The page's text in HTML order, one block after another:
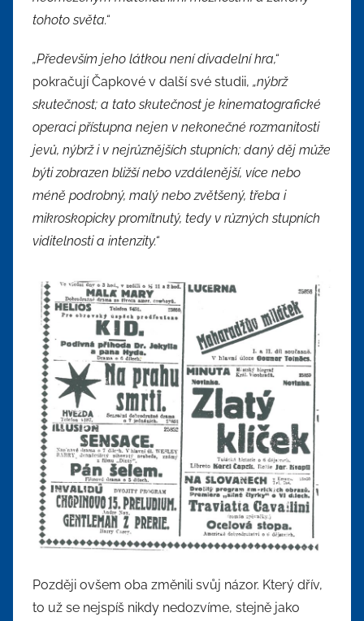
tohoto světa.“
„Především jeho látkou není divadelní hra,“
pokračují Čapkové v další své studii, „nýbrž
skutečnost; a tato skutečnost je kinematografické
operaci přístupna nejen v nekonečné rozmanitosti
jevů, nýbrž i v nejrůznějších stupních; daný děj může
býti zobrazen bližší nebo vzdálenější, více nebo
méně podrobný, malý nebo zvětšený, třeba i
mikroskopicky promítnutý, tedy v různých stupních
viditelnosti a intenzity.“
Později ovšem oba změnili svůj názor. Který dřív,
to už se nejspíš nikdy nedozvíme, stejně jako